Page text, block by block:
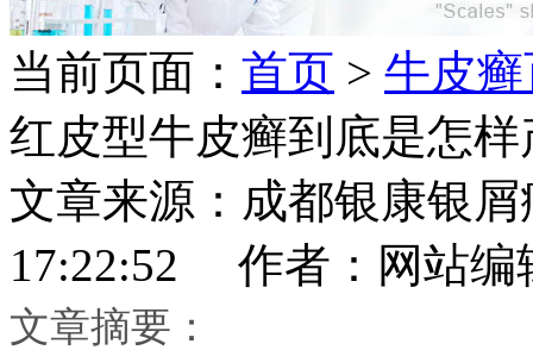
当前页面： 首页 > 牛皮
红皮型牛皮癣到底是怎样
文章来源：成都银康银
17:22:52 作者：网站编
文章摘要：